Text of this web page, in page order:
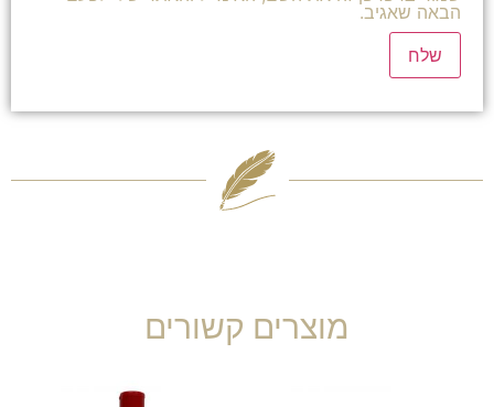
הבאה שאגיב.
מוצרים קשורים